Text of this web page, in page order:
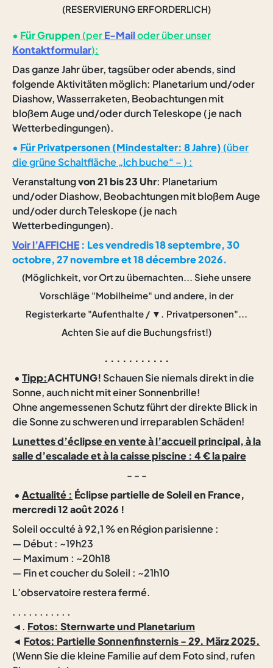
(RESERVIERUNG ERFORDERLICH)
• Für Gruppen (perE-Mailoder über unser
Kontaktformular):
Das ganze Jahr über, tagsüber oder abends, sind
folgende Aktivitäten möglich: Planetarium und/oder
Diashow, Wasserraketen, Beobachtungen mit
bloßem Auge und/oder durch Teleskope (je nach
Wetterbedingungen).
• Für Privatpersonen (Mindestalter: 8 Jahre) (über
die grüne Schaltfläche „Ich buche“ – ) :
Veranstaltungvon 21 bis 23 Uhr: Planetarium
und/oder Diashow, Beobachtungen mit bloßem Auge
und/oder durch Teleskope (je nach
Wetterbedingungen).
Voir l’AFFICHE : Les vendredis 18 septembre, 30
octobre, 27 novembre et 18 décembre 2026.
(Möglichkeit, vor Ort zu übernachten... Siehe unsere
Vorschläge "Mobilheime" und andere, in der
Registerkarte "Aufenthalte / ▼. Privatpersonen"...
Achten Sie auf die Buchungsfrist!)
. . . . . . . . . . .
• Tipp:ACHTUNG! Schauen Sie niemals direkt in die
Sonne, auch nicht mit einer Sonnenbrille!
Ohne angemessenen Schutz führt der direkte Blick in
die Sonne zu schweren und irreparablen Schäden!
Lunettes d’éclipse en vente à l’accueil principal, à la
salle d’escalade et à la caisse piscine : 4 € la paire
- - -
• Actualité : Éclipse partielle de Soleil en France,
mercredi 12 août 2026 !
Soleil occulté à 92,1 % en Région parisienne :
— Début : ~19h23
— Maximum : ~20h18
— Fin et coucher du Soleil : ~21h10
L’observatoire restera fermé.
. . . . . . . . . . .
◄. Fotos: Sternwarte und Planetarium
◄ Fotos: Partielle Sonnenfinsternis - 29. März 2025.
(Wenn Sie die kleine Familie auf dem Foto sind, rufen